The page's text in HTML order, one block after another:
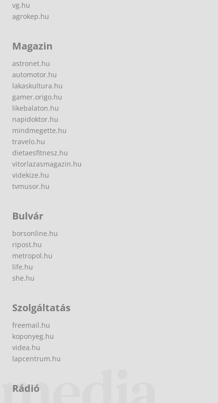
vg.hu
agrokep.hu
Magazin
astronet.hu
automotor.hu
lakaskultura.hu
gamer.origo.hu
likebalaton.hu
napidoktor.hu
mindmegette.hu
travelo.hu
dietaesfitnesz.hu
vitorlazasmagazin.hu
videkize.hu
tvmusor.hu
Bulvár
borsonline.hu
ripost.hu
metropol.hu
life.hu
she.hu
Szolgáltatás
freemail.hu
koponyeg.hu
videa.hu
lapcentrum.hu
Rádió